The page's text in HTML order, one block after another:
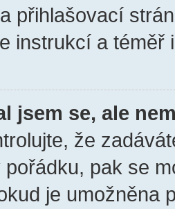
přihlašovací
instrukcí a téměř
jsem se, ale
že
pořádku, pak se
je umožněna